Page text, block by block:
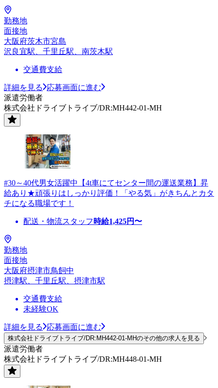
勤務地
面接地
大阪府茨木市宮島
沢良宜駅、千里丘駅、南茨木駅
交通費支給
詳細を見る
応募画面に進む
派遣労働者
株式会社ドライブトライブ/DR:MH442-01-MH
#30～40代男女活躍中【4t車にてセンター間の運送業務】昇
給あり★頑張りはしっかり評価！「やる気」がきちんとカタ
チになる職場です！
配送・物流スタッフ 時給1,425円〜
勤務地
面接地
大阪府摂津市鳥飼中
摂津駅、千里丘駅、摂津市駅
交通費支給
未経験OK
詳細を見る 応募画面に進む
株式会社ドライブトライブ/DR:MH442-01-MHのその他の求人を見る
派遣労働者
株式会社ドライブトライブ/DR:MH448-01-MH